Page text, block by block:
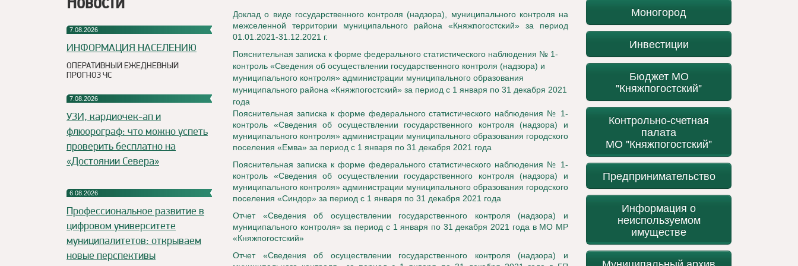
7.08.2026
ИНФОРМАЦИЯ НАСЕЛЕНИЮ
ОПЕРАТИВНЫЙ ЕЖЕДНЕВНЫЙ
ПРОГНОЗ ЧС
7.08.2026
УЗИ, кардиочек-ап и
флюорограф: что можно успеть
проверить бесплатно на
«Достоянии Севера»
6.08.2026
Профессиональное развитие в
цифровом университете
муниципалитетов: открываем
новые перспективы
Доклад о виде государственного контроля (надзора), муниципального контроля на
межселенной территории муниципального района «Княжпогостский» за период
01.01.2021-31.12.2021 г.
Пояснительная записка к форме федерального статистического наблюдения № 1-
контроль «Сведения об осуществлении государственного контроля (надзора) и
муниципального контроля» администрации муниципального образования
муниципального района «Княжпогостский» за период с 1 января по 31 декабря 2021
года
Пояснительная записка к форме федерального статистического наблюдения № 1-
контроль «Сведения об осуществлении государственного контроля (надзора) и
муниципального контроля» администрации муниципального образования городского
поселения «Емва» за период с 1 января по 31 декабря 2021 года
Пояснительная записка к форме федерального статистического наблюдения № 1-
контроль «Сведения об осуществлении государственного контроля (надзора) и
муниципального контроля» администрации муниципального образования городского
поселения «Синдор» за период с 1 января по 31 декабря 2021 года
Отчет «Сведения об осуществлении государственного контроля (надзора) и
муниципального контроля» за период с 1 января по 31 декабря 2021 года в МО МР
«Княжпогостский»
Отчет «Сведения об осуществлении государственного контроля (надзора) и
Моногород
Инвестиции
Бюджет МО
"Княжпогостский"
Контрольно-счетная
палата
МО "Княжпогостский"
Предпринимательство
Информация о
неиспользуемом
имуществе